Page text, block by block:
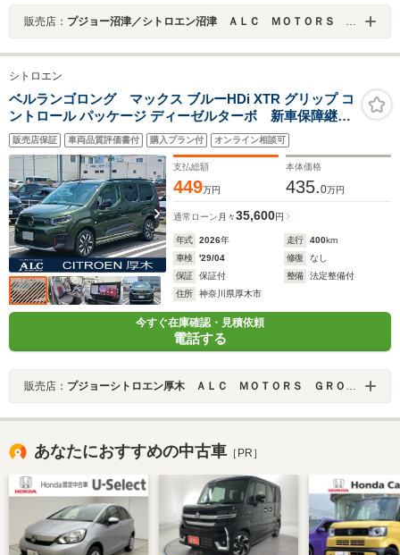
販売店： プジョー沼津／シトロエン沼津 ＡＬＣ ＭＯＴＯＲＳ ＧＲＯＵＰ
シトロエン
ベルランゴロング マックス ブルーHDi XTR グリップ コ
ントロール パッケージ ディーゼルターボ 新車保障継
承 ドラレコ ETC カープレイ グリップコントロー
ル ヒルディセント スマートキー ACC レーンキー
プ Bカメラ Sカメラ 純正17AW 専用内装 前後ソ
ナー LEDヘッドライト 禁煙車 1オーナー車
販売店保証 車両品質評価書付 購入プラン付 オンライン相談可
支払総額
449万円
本体価格
435.0万円
通常ローン 月々35,600円
年式 2026年 走行 400km
車検
'29/04 修復
なし
保証
保証付 整備
法定整備付
住所
神奈川県厚木市
今すぐ在庫確認・見積依頼
電話する
販売店： プジョーシトロエン厚木 ＡＬＣ ＭＯＴＯＲＳ ＧＲＯＵＰ
あなたにおすすめの中古車 ［PR］